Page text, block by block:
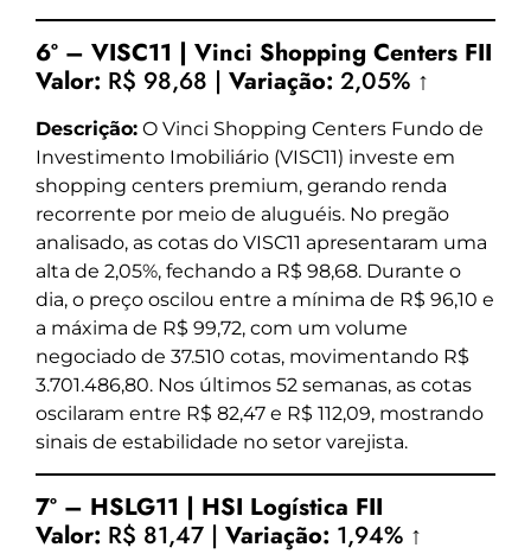
6º – VISC11 | Vinci Shopping Centers FII
Valor: R$ 98,68 | Variação: 2,05% ↑
Descrição: O Vinci Shopping Centers Fundo de
Investimento Imobiliário (VISC11) investe em
shopping centers premium, gerando renda
recorrente por meio de aluguéis. No pregão
analisado, as cotas do VISC11 apresentaram uma
alta de 2,05%, fechando a R$ 98,68. Durante o
dia, o preço oscilou entre a mínima de R$ 96,10 e
a máxima de R$ 99,72, com um volume
negociado de 37.510 cotas, movimentando R$
3.701.486,80. Nos últimos 52 semanas, as cotas
oscilaram entre R$ 82,47 e R$ 112,09, mostrando
sinais de estabilidade no setor varejista.
7º – HSLG11 | HSI Logística FII
Valor: R$ 81,47 | Variação: 1,94% ↑